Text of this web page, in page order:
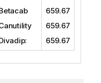
:
659.67
659.67
659.67